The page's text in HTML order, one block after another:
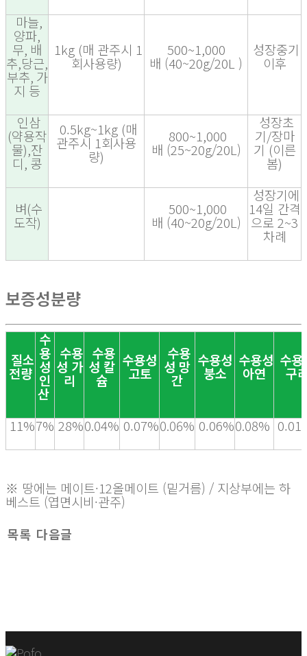
마늘,
양파,
무, 배
추,당근,
부추,가
지 등
1kg (매 관주시 1
회사용량)
500~1,000
배 (40~20g/20L )
성장중기
이후
인삼
(약용작
물),잔
디,콩
0.5kg~1kg (매
관주시 1회사용
량)
800~1,000
배 (25~20g/20L)
성장초
기/장마
기(이른
봄)
벼(수
도작)
500~1,000
배 (40~20g/20L)
성장기에
14일 간격
으로 2~3
차례
보증성분량
질소
전량
수
용
성
인
산
수용
성 가
리
수용
성 칼
슘
수용성
고토
수용
성 망
간
수용성
붕소
수용성
아연
수용
구
11%7% 28%0.04% 0.07%0.06% 0.06%0.08%
※ 땅에는 메이트·12올메이트 (밑거름) / 지상부에는 하
베스트 (엽면시비·관주)
목록 다음글